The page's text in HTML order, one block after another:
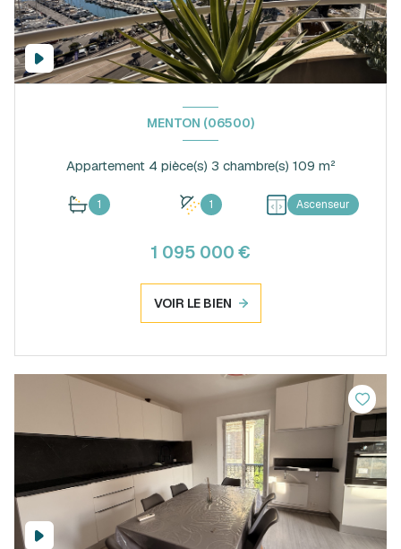
MENTON (06500)
Appartement 4 pièce(s) 3 chambre(s) 109 m²
1 1 Ascenseur
1 095 000 €
VOIR LE BIEN